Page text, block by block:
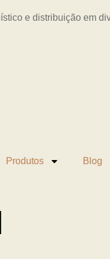
e distribuição em
Produtos Blog